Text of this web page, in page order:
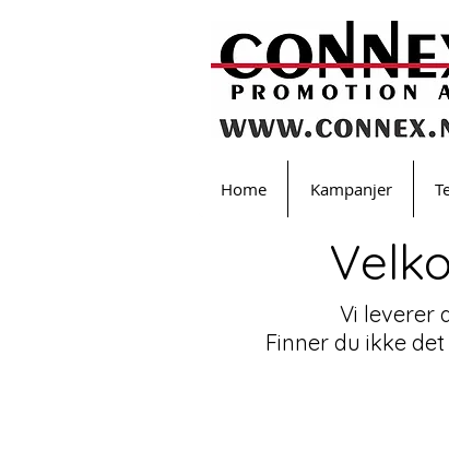
Home Kampanjer
Vi leverer
Finner du ikke